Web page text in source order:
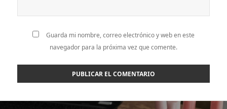
Guarda mi nombre, correo electrónico y web en este
navegador para la próxima vez que comente.